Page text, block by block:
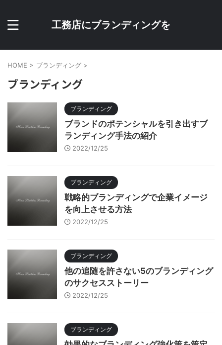
工務店にブランディングを
HOME > ブランディング >
ブランディング
ブランディング
ブランドのポテンシャルを引き出すブ
ランディング手法の紹介
2022/12/25
ブランディング
戦略的ブランディングで企業イメージ
を向上させる方法
2022/12/25
ブランディング
他の追随を許さない5のブランディング
のサクセスストーリー
2022/12/25
ブランディング